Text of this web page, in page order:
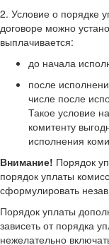
2. Условие о порядке
договоре можно
выплачивается:
до начала
после
числе после
Такое условие
комитенту
исполнения
Внимание! Порядок
порядок уплаты
сформулировать
Порядок уплаты
зависеть от порядка
нежелательно